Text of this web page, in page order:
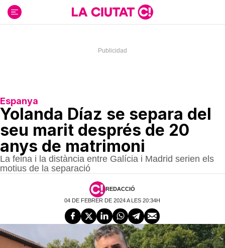
contenido
Espanya
Yolanda Díaz se separa del
seu marit després de 20
anys de matrimoni
La feina i la distància entre Galícia i Madrid serien els
motius de la separació
REDACCIÓ
04 DE FEBRER DE 2024 A LES 20:34H